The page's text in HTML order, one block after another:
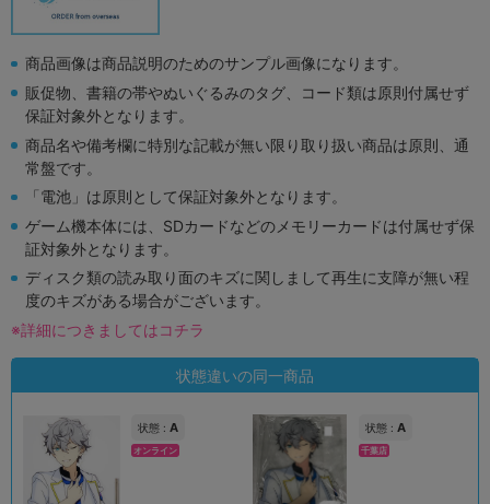
商品画像は商品説明のためのサンプル画像になります。
販促物、書籍の帯やぬいぐるみのタグ、コード類は原則付属せず
保証対象外となります。
商品名や備考欄に特別な記載が無い限り取り扱い商品は原則、通
常盤です。
「電池」は原則として保証対象外となります。
ゲーム機本体には、SDカードなどのメモリーカードは付属せず保
証対象外となります。
ディスク類の読み取り面のキズに関しまして再生に支障が無い程
度のキズがある場合がございます。
※詳細につきましてはコチラ
状態違いの同一商品
状態 : A
オンライン
状態 : A
千葉店